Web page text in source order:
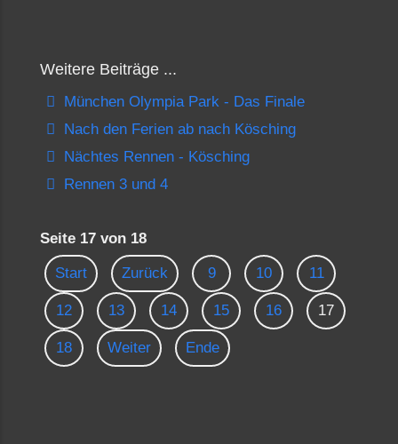
Weitere Beiträge ...
München Olympia Park - Das Finale
Nach den Ferien ab nach Kösching
Nächtes Rennen - Kösching
Rennen 3 und 4
Seite 17 von 18
Start Zurück 9 10 11
12 13 14 15 16 17
18 Weiter Ende